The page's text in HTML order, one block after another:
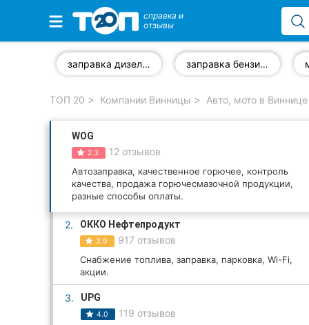
Избранные компании
Стоматологии
Ветеринарные клиники
Частные клиники
Автошколы
Все рубрики
справка и
отзывы
заправка дизелем заправка бензином
ТОП 20 Компании Винницы Авто, мото в Виннице
WOG
2.3 12 отзывов
Автозаправка, качественное горючее, контроль
качества, продажа горючесмазочной продукции,
разные способы оплаты.
2. ОККО Нефтепродукт
3.9 917 отзывов
Снабжение топлива, заправка, парковка, Wi-Fi,
акции.
3. UPG
4.0 119 отзывов